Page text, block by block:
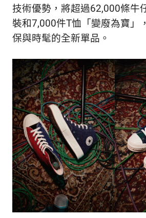
態
度。
技術優勢，將超過62,000條牛
裝和7,000件T恤「變廢為寶」
保與時髦的全新單品。